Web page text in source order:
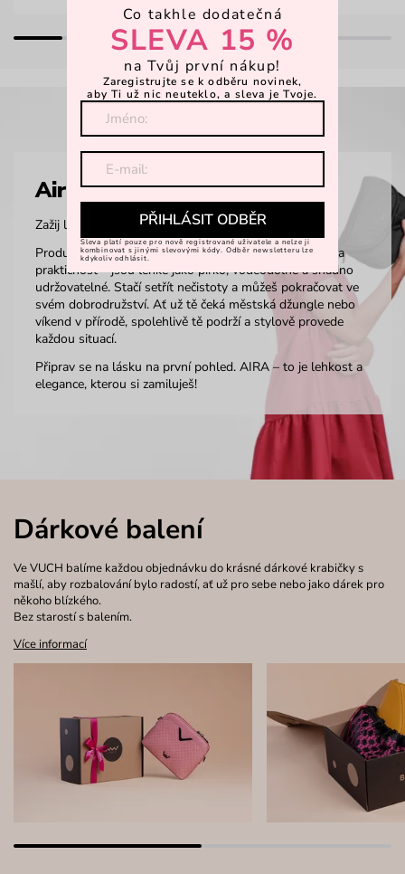
Aira
Zažij lehkost na vlastní kůži.
Produkty z materiálu AIRA byly navrženy s důrazem na
praktičnost – jsou lehké jako pírko, voděodolné a snadno
udržovatelné. Stačí setřít nečistoty a můžeš pokračovat ve
svém dobrodružství. Ať už tě čeká městská džungle nebo
víkend v přírodě, spolehlivě tě podrží a stylově provede
každou situací.
Připrav se na lásku na první pohled. AIRA – to je lehkost a
elegance, kterou si zamiluješ!
Dárkové balení
Ve VUCH balíme každou objednávku do krásné dárkové krabičky s
mašlí, aby rozbalování bylo radostí, ať už pro sebe nebo jako dárek pro
někoho blízkého.
Bez starostí s balením.
Více informací
Co takhle dodatečná
SLEVA 15 %
na Tvůj první nákup!
Zaregistrujte se k odběru novinek,
aby Ti už nic neuteklo, a sleva je Tvoje.
PŘIHLÁSIT ODBĚR
Sleva platí pouze pro nově registrované uživatele a nelze ji
kombinovat s jinými slevovými kódy. Odběr newsletteru lze
kdykoliv odhlásit.